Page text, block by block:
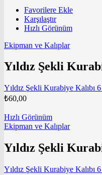
Favorilere Ekle
Karşılaştır
Hızlı Görünüm
Ekipman ve Kalıplar
Yıldız Şekli
Yıldız Şekli Kurabiye Kalıbı 6
₺60,00
Hızlı Görünüm
Ekipman ve Kalıplar
Yıldız Şekli
Yıldız Şekli Kurabiye Kalıbı 6